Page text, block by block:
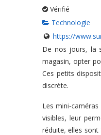
Vérifié
Technologie
https://
De nos jours, la
magasin, opter
Ces petits
discrète.
Les mini-caméras
visibles, leur
réduite, elles sont